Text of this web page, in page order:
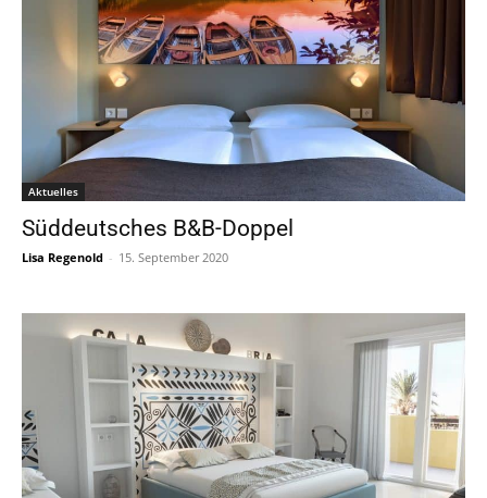
Aktuelles
Süddeutsches B&B-Doppel
Lisa Regenold - 15. September 2020